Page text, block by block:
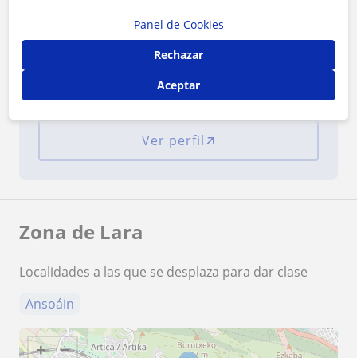
Datos verificados
Ver perfil
Zona de Lara
Localidades a las que se desplaza para dar clase
Ansoáin
+ −
Panel de Cookies
Rechazar
Aceptar